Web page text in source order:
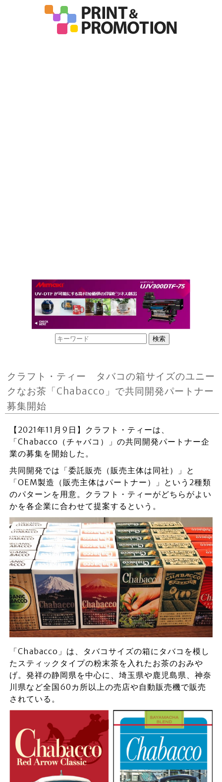
クラフト・ティー タバコの箱サイズのユニー
クなお茶「Chabacco」で共同開発パートナー
募集開始
【2021年11月9日】クラフト・ティーは、
「Chabacco（チャバコ）」の共同開発パートナー企
業の募集を開始した。
共同開発では「委託販売（販売主体は同社）」と
「OEM製造（販売主体はパートナー）」という2種類
のパターンを用意。クラフト・ティーがどちらがよい
かを各企業に合わせて提案するという。
「Chabacco」は、タバコサイズの箱にタバコを模し
たスティックタイプの粉末茶を入れたお茶のおみや
げ。発祥の静岡県を中心に、埼玉県や鹿児島県、神奈
川県など全国60カ所以上の売店や自動販売機で販売
されている。